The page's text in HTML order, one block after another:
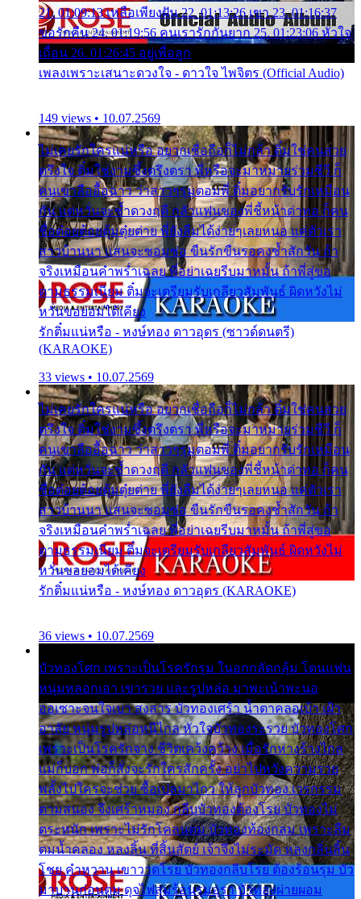
21. 01:09:13 เหลือเพียงฝัน 22. 01:13:26 เขา 23. 01:16:37
ขอรักคืน 24. 01:19:56 คนเรารักกันยาก 25. 01:23:06 หัวใจ
เถื่อน 26. 01:26:45 อยู่เพื่อลูก
เพลงเพราะเสนาะดวงใจ - ดาวใจ ไพจิตร (Official Audio)
149 views • 10.07.2569
ไม่เคยรักใครแน่หรือ อยากเชื่อถือก็ไม่กล้า ติ๋มใช่คนสวย
ตรึงใจ ติ๋มใช่งามซึ้งตรึงตรา พี่หรือจะมาหมายร่วมชีวี ก็
คนเขาลืออื้อฉาว ว่าสาวๆรุมตอมพี่ ติ๋มอยากรับรักเหมือน
กัน แต่หวั่นจะช้ำดวงฤดี กลัวแฟนของพี่ชี้หน้าด่าทอ ก็คน
ชื่อต๋อยต้อยตุ้มตุ๋ยต่าย พี่ยังลืมได้ง่ายๆเลยหนอ แค่ตัวเรา
สาวบ้านนา แสนจะซอมซ่อ ขืนรักขืนรอคงช้ำสักวัน ถ้า
จริงเหมือนคำพร่ำเฉลย พี่อย่าเฉยรีบมาหมั้น ถ้าพี่สู่ขอ
ตามธรรมเนียม ติ๋มจะเตรียมรับเกลียวสัมพันธ์ ผิดหวังไม่
หวั่นขอยอมได้เคียง
รักติ๋มแน่หรือ - หงษ์ทอง ดาวอุดร (ซาวด์ดนตรี)
(KARAOKE)
33 views • 10.07.2569
ไม่เคยรักใครแน่หรือ อยากเชื่อถือก็ไม่กล้า ติ๋มใช่คนสวย
ตรึงใจ ติ๋มใช่งามซึ้งตรึงตรา พี่หรือจะมาหมายร่วมชีวี ก็
คนเขาลืออื้อฉาว ว่าสาวๆรุมตอมพี่ ติ๋มอยากรับรักเหมือน
กัน แต่หวั่นจะช้ำดวงฤดี กลัวแฟนของพี่ชี้หน้าด่าทอ ก็คน
ชื่อต๋อยต้อยตุ้มตุ๋ยต่าย พี่ยังลืมได้ง่ายๆเลยหนอ แค่ตัวเรา
สาวบ้านนา แสนจะซอมซ่อ ขืนรักขืนรอคงช้ำสักวัน ถ้า
จริงเหมือนคำพร่ำเฉลย พี่อย่าเฉยรีบมาหมั้น ถ้าพี่สู่ขอ
ตามธรรมเนียม ติ๋มจะเตรียมรับเกลียวสัมพันธ์ ผิดหวังไม่
หวั่นขอยอมได้เคียง
รักติ๋มแน่หรือ - หงษ์ทอง ดาวอุดร (KARAOKE)
36 views • 10.07.2569
บัวทองโศก เพราะเป็นโรครักรุม ในอกกลัดกลุ้ม โดนแฟน
หนุ่มหลอกเอา เขารวย และรูปหล่อ มาพะเน้าพะนอ
ออเซาะจนใจเบา สงสาร บัวทองเศร้า น้ำตาคลอเบ้า เฝ้า
อาลัย หนุ่มรูปหล่อหนีไกล หัวใจบัวทองระรวย บัวทองโศก
เพราะเป็นโรครักจาง ชีวิตเคว้งคว้าง เมื่อรักห่างร้างไกล
แม่ก็บอก พ่อก็สั่งจะรักใครสักครั้ง อย่าไปหวังความรวย
พลั้งไปใครจะช่วย ซื้อเปลมาไกว ให้ลูกบัวทอง เวรกรรม
ตามสนอง จึงเศร้าหมอง กลีบบัวทองต้องโรย บัวทองไม่
ตระหนัก เพราะไม่รักโคลนตม บัวทองท้องกลม เพราะลืม
ตมน้ำคลอง หลงลิ้น ที่สิ้นสัตย์ เจ้าจึงไม่ระมัด หลงกลิ่นลิ้น
โชย คำหวาน เขาวาดโรย บัวทองกลีบโรย ต้องร้อนรุม บัว
มาบานก่อนตูม ดุจไฟสุมร้อนรุมอุรา บัวทองผ่ายผอม